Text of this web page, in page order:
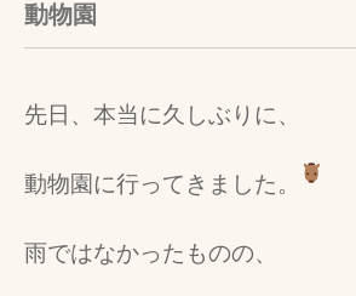
動物園
先日、本当に久しぶりに、
動物園に行ってきました。
雨ではなかったものの、